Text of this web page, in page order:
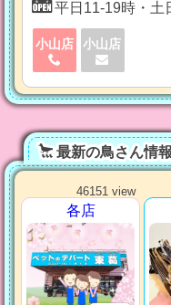
平日11-19時・土
小山店 小山店
最新の鳥さん情報
46151 view
各店